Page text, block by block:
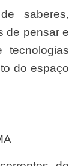
de pensar e
tecnologias
do espaço